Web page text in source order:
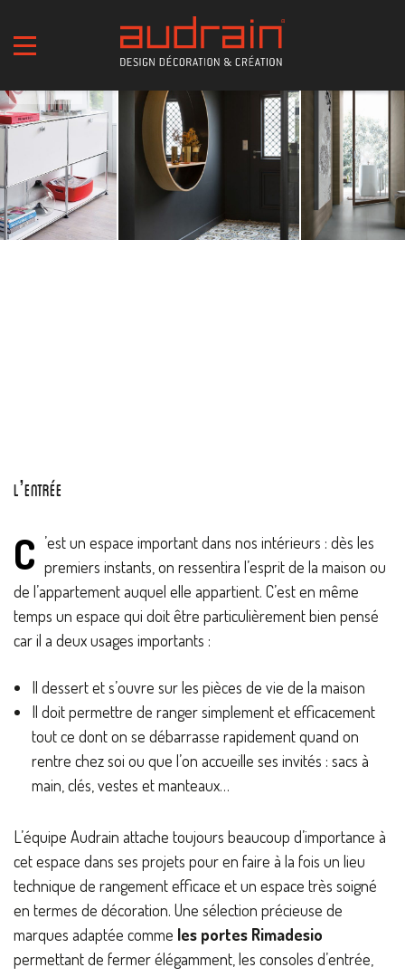
L’entrée
C ’est un espace important dans nos intérieurs : dès les
premiers instants, on ressentira l’esprit de la maison ou
de l’appartement auquel elle appartient. C’est en même
temps un espace qui doit être particulièrement bien pensé
car il a deux usages importants :
Il dessert et s’ouvre sur les pièces de vie de la maison
Il doit permettre de ranger simplement et efficacement
tout ce dont on se débarrasse rapidement quand on
rentre chez soi ou que l’on accueille ses invités : sacs à
main, clés, vestes et manteaux…
L’équipe Audrain attache toujours beaucoup d’importance à
cet espace dans ses projets pour en faire à la fois un lieu
technique de rangement efficace et un espace très soigné
en termes de décoration. Une sélection précieuse de
marques adaptée comme les portes Rimadesio
permettant de fermer élégamment, les consoles d’entrée,